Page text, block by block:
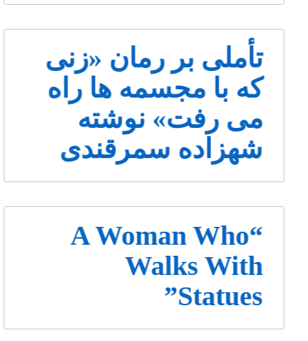
تأملی بر رمان «زنی
که با مجسمه ها راه
می رفت» نوشته
شهزاده سمرقندی
“A Woman Who
Walks With
Statues”